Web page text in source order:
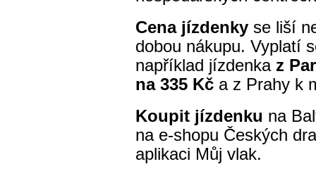
Cena jízdenky se liší
dobou nákupu. Vyplatí
například jízdenka z
na 335 Kč a z Prahy k
Koupit jízdenku na
na e-shopu Českých
aplikaci Můj vlak.